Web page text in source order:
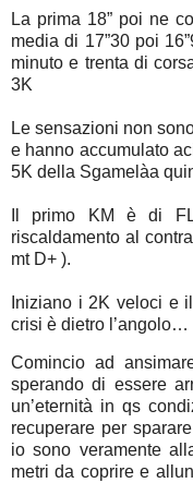
La prima 18” poi ne
media di 17”30 poi
minuto e trenta di
3K
Le sensazioni non
e hanno accumulato
5K della Sgamelàa
Il primo KM è di
riscaldamento al
mt D+ ).
Iniziano i 2K veloci e
crisi è dietro l’angolo…
Comincio ad
sperando di essere
un’eternità in qs
recuperare per
io sono veramente
metri da coprire e